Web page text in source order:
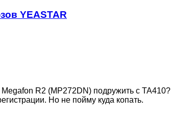
YEASTAR
R2 (MP272DN) подружить с TA410?
Но не пойму куда копать.